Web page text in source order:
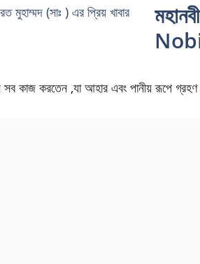
সব কাজ করতেন ,যা আহার এবং পানীয় রূপে